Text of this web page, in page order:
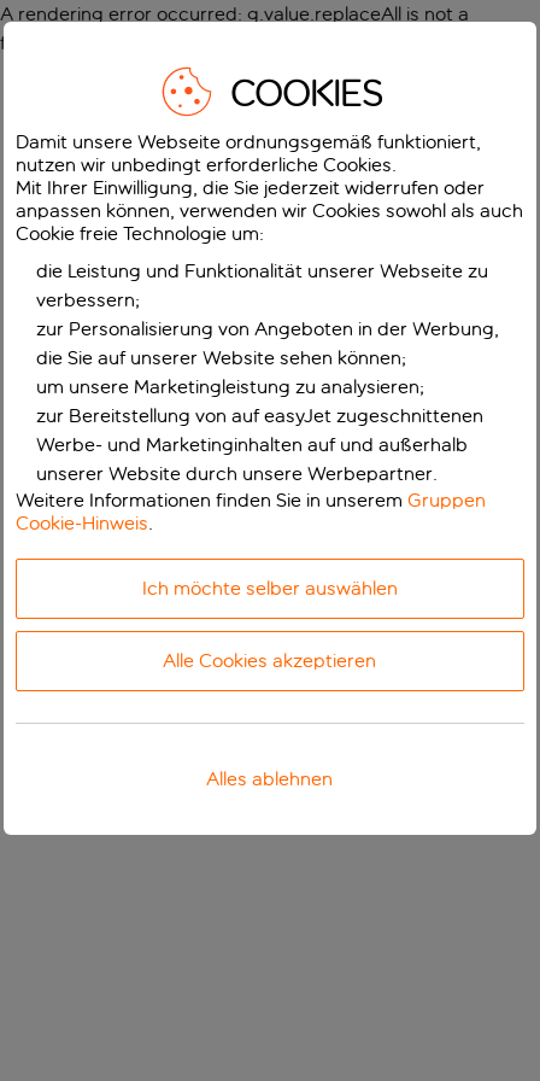
A rendering error occurred: g.value.replaceAll is not a
function
COOKIES
Damit unsere Webseite ordnungsgemäß funktioniert,
nutzen wir unbedingt erforderliche Cookies.
Mit Ihrer Einwilligung, die Sie jederzeit widerrufen oder
anpassen können, verwenden wir Cookies sowohl als auch
Cookie freie Technologie um:
die Leistung und Funktionalität unserer Webseite zu
verbessern;
zur Personalisierung von Angeboten in der Werbung,
die Sie auf unserer Website sehen können;
um unsere Marketingleistung zu analysieren;
zur Bereitstellung von auf easyJet zugeschnittenen
Werbe- und Marketinginhalten auf und außerhalb
unserer Website durch unsere Werbepartner.
Weitere Informationen finden Sie in unseremGruppen
Cookie-Hinweis.
Ich möchte selber auswählen
Alle Cookies akzeptieren
Alles ablehnen